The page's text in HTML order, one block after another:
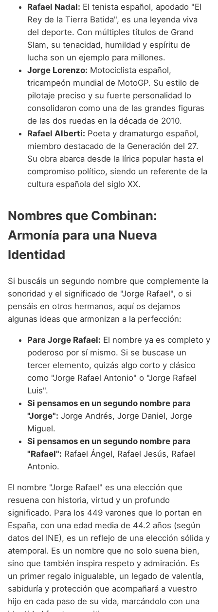
Rafael Nadal: El tenista español, apodado "El
Rey de la Tierra Batida", es una leyenda viva
del deporte. Con múltiples títulos de Grand
Slam, su tenacidad, humildad y espíritu de
lucha son un ejemplo para millones.
Jorge Lorenzo: Motociclista español,
tricampeón mundial de MotoGP. Su estilo de
pilotaje preciso y su fuerte personalidad lo
consolidaron como una de las grandes figuras
de las dos ruedas en la década de 2010.
Rafael Alberti: Poeta y dramaturgo español,
miembro destacado de la Generación del 27.
Su obra abarca desde la lírica popular hasta el
compromiso político, siendo un referente de la
cultura española del siglo XX.
Nombres que Combinan:
Armonía para una Nueva
Identidad
Si buscáis un segundo nombre que complemente la
sonoridad y el significado de "Jorge Rafael", o si
pensáis en otros hermanos, aquí os dejamos
algunas ideas que armonizan a la perfección:
Para Jorge Rafael: El nombre ya es completo y
poderoso por sí mismo. Si se buscase un
tercer elemento, quizás algo corto y clásico
como "Jorge Rafael Antonio" o "Jorge Rafael
Luis".
Si pensamos en un segundo nombre para
"Jorge": Jorge Andrés, Jorge Daniel, Jorge
Miguel.
Si pensamos en un segundo nombre para
"Rafael": Rafael Ángel, Rafael Jesús, Rafael
Antonio.
El nombre "Jorge Rafael" es una elección que
resuena con historia, virtud y un profundo
significado. Para los 449 varones que lo portan en
España, con una edad media de 44.2 años (según
datos del INE), es un reflejo de una elección sólida y
atemporal. Es un nombre que no solo suena bien,
sino que también inspira respeto y admiración. Es
un primer regalo inigualable, un legado de valentía,
sabiduría y protección que acompañará a vuestro
hijo en cada paso de su vida, marcándolo con una